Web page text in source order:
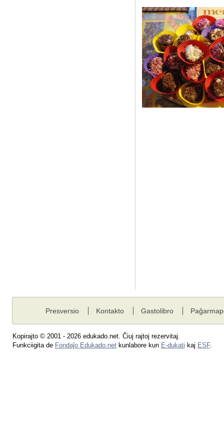
Presversio Kontakto Gastolibro
Kopirajto © 2001 - 2026 edukado.net. Ĉiuj rajtoj rezervitaj.
Funkciigita de Fondaĵo Edukado.netkunlabore kun E-dukati kaj ESF.